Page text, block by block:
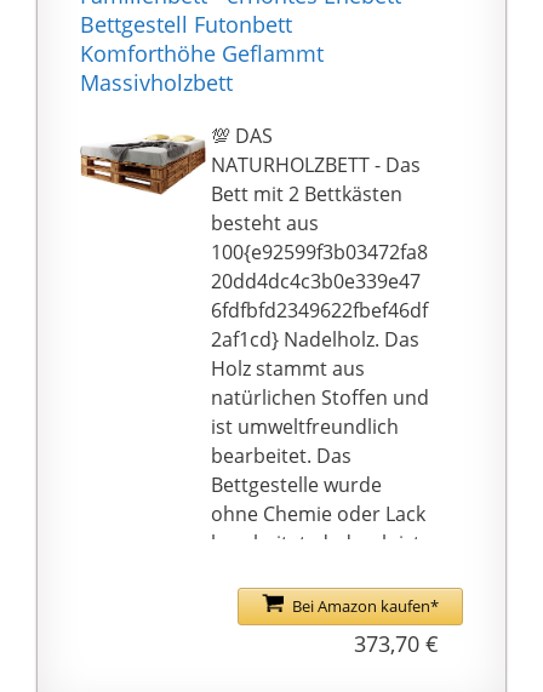
Sie schlafen, und
verlängern die
Lebensdauer Ihrer
Matratze
Bettgestell Futonbett
Komforthöhe Geflammt
Massivholzbett
💯 DAS
NATURHOLZBETT - Das
Bett mit 2 Bettkästen
besteht aus
100{e92599f3b03472fa8
20dd4dc4c3b0e339e47
6fdfbfd2349622fbef46df
2af1cd} Nadelholz. Das
Holz stammt aus
natürlichen Stoffen und
ist umweltfreundlich
bearbeitet. Das
Bettgestelle wurde
ohne Chemie oder Lack
bearbeitet, dadurch ist
Giftstoffen.
🪑 STABILE UND
Bei Amazon kaufen*
373,70 €